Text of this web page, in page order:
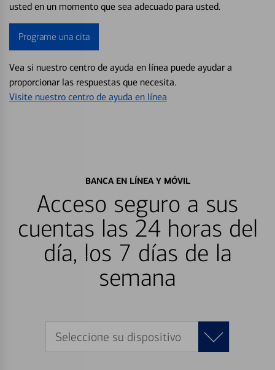
usted en un momento que sea adecuado para usted.
Programe una cita
Vea si nuestro centro de ayuda en línea puede ayudar a
proporcionar las respuestas que necesita.
Visite nuestro centro de ayuda en línea
BANCA EN LÍNEA Y MÓVIL
Acceso seguro a sus
cuentas las 24 horas del
día, los 7 días de la
semana
Seleccione su dispositivo